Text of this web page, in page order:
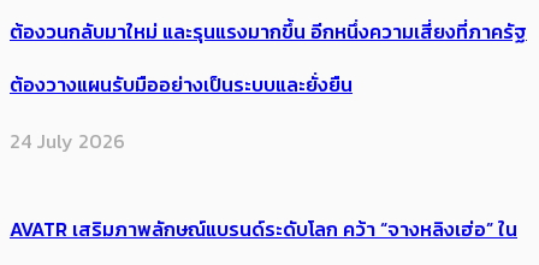
ต้อง​วนกลับมาใหม่ และรุนแรงมากขึ้น อีกหนึ่งความเสี่ยงที่ภาครัฐ
ต้องวางแผนรับมืออย่างเป็นระบบและยั่งยืน
24 July 2026
AVATR เสริมภาพลักษณ์แบรนด์ระดับโลก คว้า “จางหลิงเฮ่อ” ใน